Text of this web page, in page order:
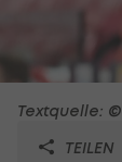
Textquelle: ©
TEILEN